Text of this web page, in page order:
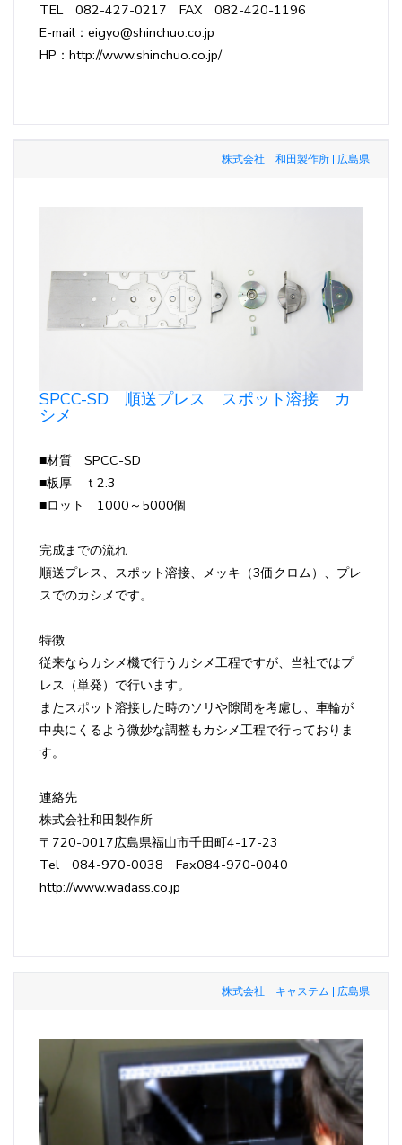
TEL 082-427-0217 FAX 082-420-1196
E-mail：eigyo@shinchuo.co.jp
HP：http://www.shinchuo.co.jp/
株式会社 和田製作所 | 広島県
SPCC-SD 順送プレス スポット溶接 カ
シメ
■材質 SPCC-SD
■板厚 ｔ2.3
■ロット 1000～5000個
完成までの流れ
順送プレス、スポット溶接、メッキ（3価クロム）、プレ
スでのカシメです。
特徴
従来ならカシメ機で行うカシメ工程ですが、当社ではプ
レス（単発）で行います。
またスポット溶接した時のソリや隙間を考慮し、車輪が
中央にくるよう微妙な調整もカシメ工程で行っておりま
す。
連絡先
株式会社和田製作所
〒720-0017広島県福山市千田町4-17-23
Tel 084-970-0038 Fax084-970-0040
http://www.wadass.co.jp
株式会社 キャステム | 広島県